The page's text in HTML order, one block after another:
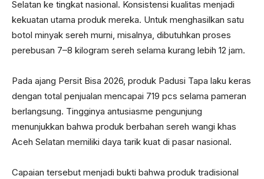
Selatan ke tingkat nasional. Konsistensi kualitas menjadi
kekuatan utama produk mereka. Untuk menghasilkan satu
botol minyak sereh murni, misalnya, dibutuhkan proses
perebusan 7–8 kilogram sereh selama kurang lebih 12 jam.
Pada ajang Persit Bisa 2026, produk Padusi Tapa laku keras
dengan total penjualan mencapai 719 pcs selama pameran
berlangsung. Tingginya antusiasme pengunjung
menunjukkan bahwa produk berbahan sereh wangi khas
Aceh Selatan memiliki daya tarik kuat di pasar nasional.
Capaian tersebut menjadi bukti bahwa produk tradisional